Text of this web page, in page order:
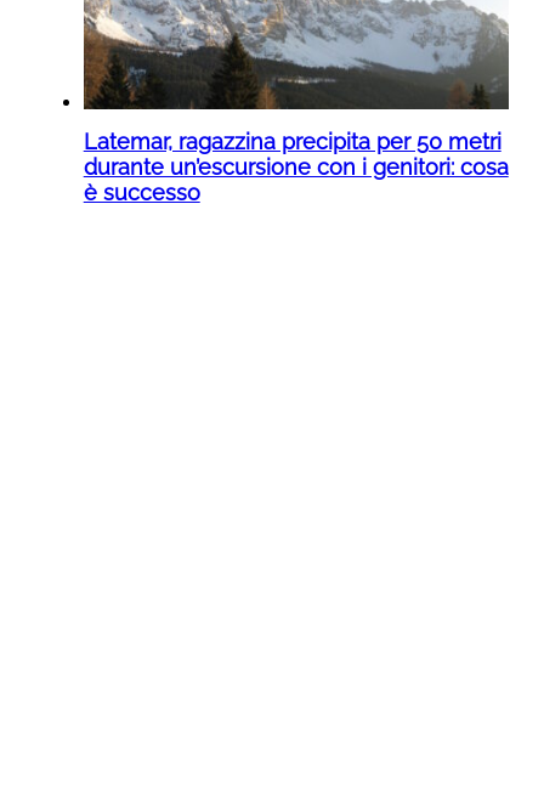
Latemar, ragazzina precipita per 50 metri
durante un’escursione con i genitori: cosa
è successo